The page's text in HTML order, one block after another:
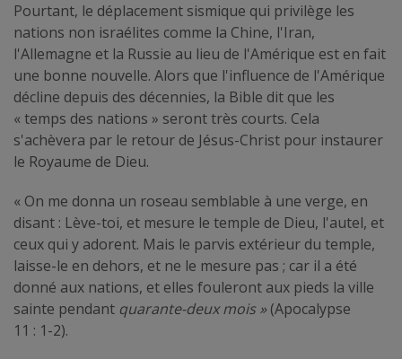
Pourtant, le déplacement sismique qui privilège les
nations non israélites comme la Chine, l'Iran,
l'Allemagne et la Russie au lieu de l'Amérique est en fait
une bonne nouvelle. Alors que l'influence de l'Amérique
décline depuis des décennies, la Bible dit que les
« temps des nations » seront très courts. Cela
s'achèvera par le retour de Jésus-Christ pour instaurer
le Royaume de Dieu.
« On me donna un roseau semblable à une verge, en
disant : Lève-toi, et mesure le temple de Dieu, l'autel, et
ceux qui y adorent. Mais le parvis extérieur du temple,
laisse-le en dehors, et ne le mesure pas ; car il a été
donné aux nations, et elles fouleront aux pieds la ville
sainte pendant quarante-deux mois » (Apocalypse
11 : 1-2).